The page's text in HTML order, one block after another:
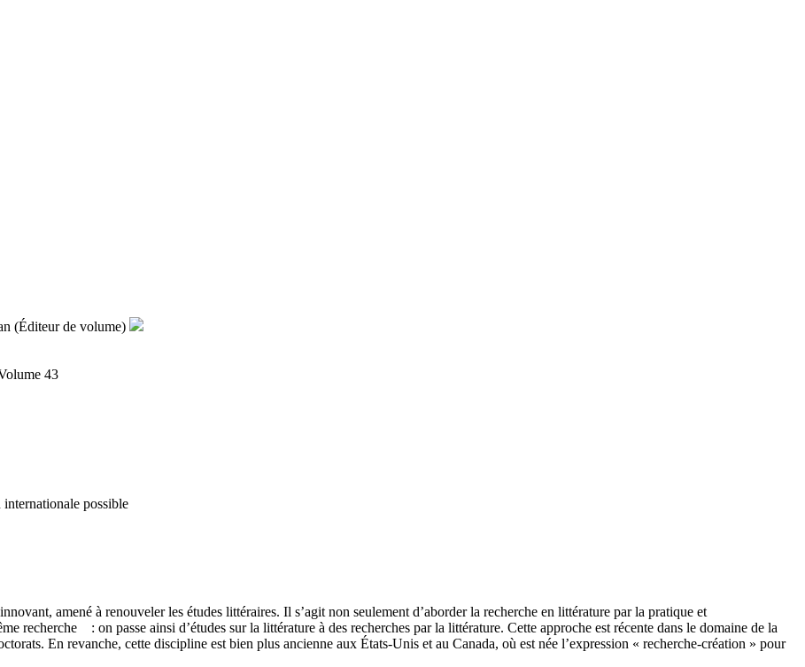
(Éditeur de volume)
43
possible
amené à renouveler les études littéraires. Il s’agit non seulement d’aborder la recherche en littérature par la pratique et
recherche : on passe ainsi d’études sur la littérature à des recherches par la littérature. Cette approche est récente dans le domaine de la
En revanche, cette discipline est bien plus ancienne aux États-Unis et au Canada, où est née l’expression « recherche-création » pour